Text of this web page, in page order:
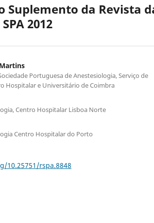
Suplemento da Revista
2012
Portuguesa de Anestesiologia, Serviço de
Hospitalar e Universitário de Coimbra
Centro Hospitalar Lisboa Norte
Centro Hospitalar do Porto
10.25751/rspa.8848